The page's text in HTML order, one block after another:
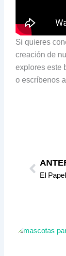
Si quieres
creación de
explores este
o escríbenos
Prev